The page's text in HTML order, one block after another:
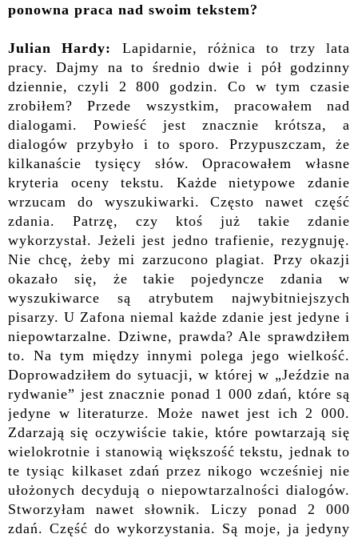
ponowna praca nad swoim tekstem?
Julian Hardy: Lapidarnie, różnica to trzy lata
pracy. Dajmy na to średnio dwie i pół godzinny
dziennie, czyli 2 800 godzin. Co w tym czasie
zrobiłem? Przede wszystkim, pracowałem nad
dialogami. Powieść jest znacznie krótsza, a
dialogów przybyło i to sporo. Przypuszczam, że
kilkanaście tysięcy słów. Opracowałem własne
kryteria oceny tekstu. Każde nietypowe zdanie
wrzucam do wyszukiwarki. Często nawet część
zdania. Patrzę, czy ktoś już takie zdanie
wykorzystał. Jeżeli jest jedno trafienie, rezygnuję.
Nie chcę, żeby mi zarzucono plagiat. Przy okazji
okazało się, że takie pojedyncze zdania w
wyszukiwarce są atrybutem najwybitniejszych
pisarzy. U Zafona niemal każde zdanie jest jedyne i
niepowtarzalne. Dziwne, prawda? Ale sprawdziłem
to. Na tym między innymi polega jego wielkość.
Doprowadziłem do sytuacji, w której w „Jeździe na
rydwanie” jest znacznie ponad 1 000 zdań, które są
jedyne w literaturze. Może nawet jest ich 2 000.
Zdarzają się oczywiście takie, które powtarzają się
wielokrotnie i stanowią większość tekstu, jednak to
te tysiąc kilkaset zdań przez nikogo wcześniej nie
ułożonych decydują o niepowtarzalności dialogów.
Stworzyłam nawet słownik. Liczy ponad 2 000
zdań. Część do wykorzystania. Są moje, ja jedyny